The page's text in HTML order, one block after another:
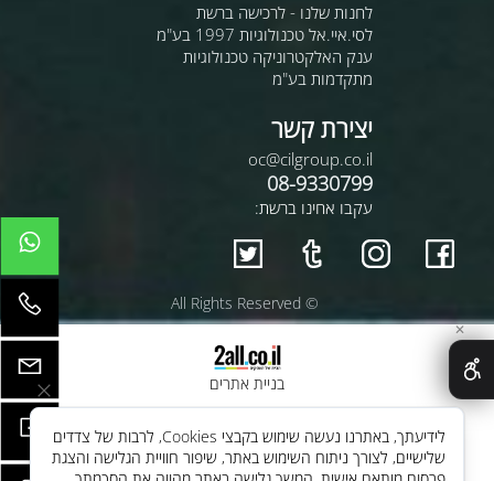
לחנות שלנו - לרכישה ברשת
לסי.איי.אל טכנולוגיות 1997 בע"מ
ענק האלקטרוניקה טכנולוגיות
מתקדמות בע"מ
יצירת קשר
oc@cilgroup.co.il
08-9330799
עקבו אחינו ברשת:
© All Rights Reserved
בניית אתרים
✕
לידיעתך, באתרנו נעשה שימוש בקבצי Cookies, לרבות של צדדים
שלישיים, לצורך ניתוח השימוש באתר, שיפור חוויית הגלישה והצגת